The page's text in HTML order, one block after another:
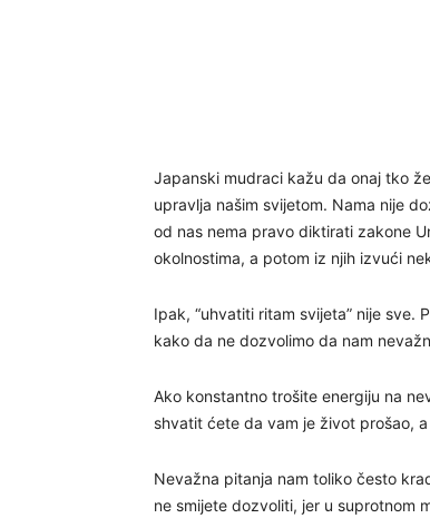
Japanski mudraci kažu da onaj tko
upravlja našim svijetom. Nama nije
od nas nema pravo diktirati zakone
okolnostima, a potom iz njih izvući
Ipak, “uhvatiti ritam svijeta” nije sve.
kako da ne dozvolimo da nam
Ako konstantno trošite energiju na
shvatit ćete da vam je život prošao,
Nevažna pitanja nam toliko često
ne smijete dozvoliti, jer u suprotnom